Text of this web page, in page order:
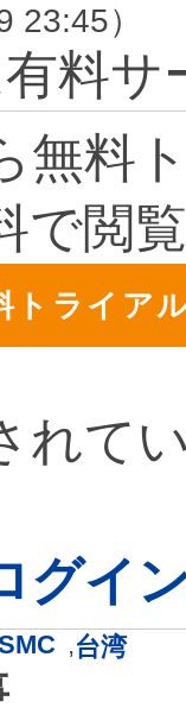
23:45）
料サ
無料
で閲
トライア
れて
グイ
,台湾